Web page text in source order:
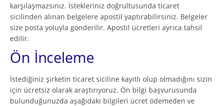
karşılaşmazsınız. İstekleriniz doğrultusunda ticaret
sicilinden alınan belgelere apostil yaptırabilirsiniz. Belgeler
size posta yoluyla gönderilir. Apostil ücretleri ayrıca tahsil
edilir.
Ön İnceleme
İstediğiniz şirketin ticaret siciline kayıtlı olup olmadığını sizin
için ücretsiz olarak araştırıyoruz. Ön bilgi başvurusunda
bulunduğunuzda aşağıdaki bilgileri ücret ödemeden ve